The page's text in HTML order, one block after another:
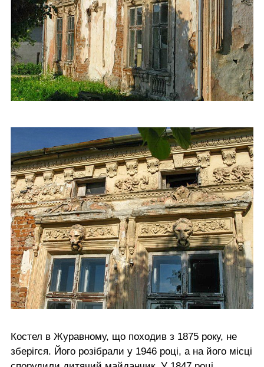
Костел в Журавному, що походив з 1875 року, не
зберігся. Його розібрали у 1946 році, а на його місці